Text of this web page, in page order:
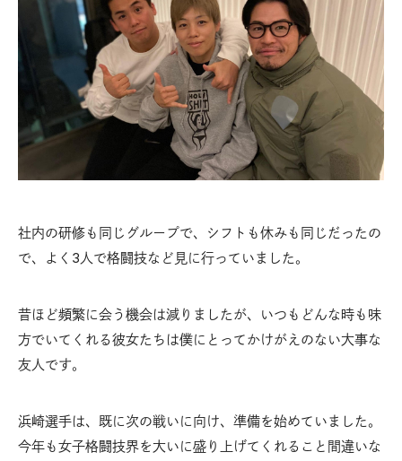
社内の研修も同じグループで、シフトも休みも同じだったの
で、よく3人で格闘技など見に行っていました。
昔ほど頻繁に会う機会は減りましたが、いつもどんな時も味
方でいてくれる彼女たちは僕にとってかけがえのない大事な
友人です。
浜崎選手は、既に次の戦いに向け、準備を始めていました。
今年も女子格闘技界を大いに盛り上げてくれること間違いな